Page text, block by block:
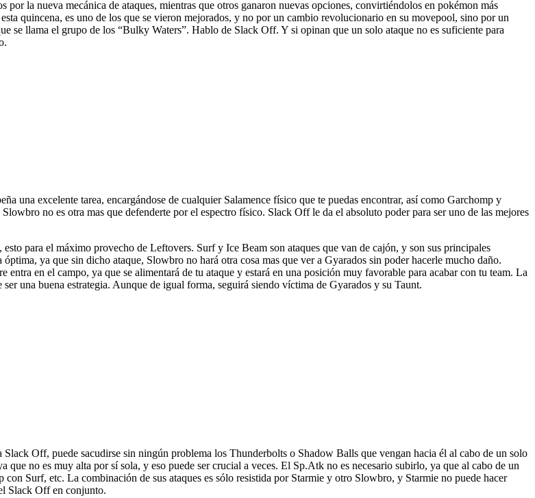
la nueva mecánica de ataques, mientras que otros ganaron nuevas opciones, convirtiéndolos en pokémon más
quincena, es uno de los que se vieron mejorados, y no por un cambio revolucionario en su movepool, sino por un
se llama el grupo de los “Bulky Waters”. Hablo de Slack Off. Y si opinan que un solo ataque no es suficiente para
una excelente tarea, encargándose de cualquier Salamence físico que te puedas encontrar, así como Garchomp y
no es otra mas que defenderte por el espectro físico. Slack Off le da el absoluto poder para ser uno de las mejores
para el máximo provecho de Leftovers. Surf y Ice Beam son ataques que van de cajón, y son sus principales
ya que sin dicho ataque, Slowbro no hará otra cosa mas que ver a Gyarados sin poder hacerle mucho daño.
en el campo, ya que se alimentará de tu ataque y estará en una posición muy favorable para acabar con tu team. La
una buena estrategia. Aunque de igual forma, seguirá siendo víctima de Gyarados y su Taunt.
Off, puede sacudirse sin ningún problema los Thunderbolts o Shadow Balls que vengan hacia él al cabo de un solo
que no es muy alta por sí sola, y eso puede ser crucial a veces. El Sp.Atk no es necesario subirlo, ya que al cabo de un
Surf, etc. La combinación de sus ataques es sólo resistida por Starmie y otro Slowbro, y Starmie no puede hacer
Slack Off en conjunto.